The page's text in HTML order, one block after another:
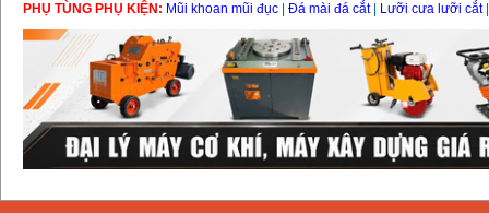
PHỤ TÙNG PHỤ KIỆN: Mũi khoan mũi đục Đá mài đá cắt| Lưỡi cưa lưỡi cắt